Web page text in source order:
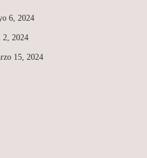
6, 2024
2, 2024
15, 2024